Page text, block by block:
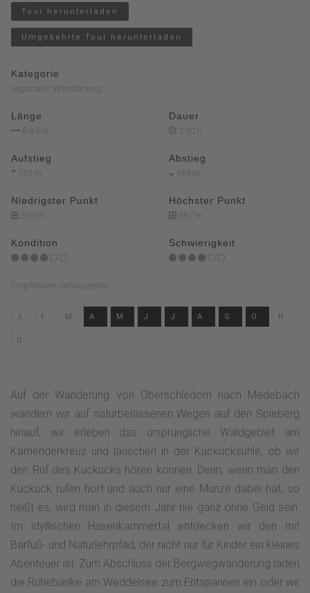
Tour herunterladen
Umgekehrte Tour herunterladen
Kategorie
regionaler Wanderweg
Länge
8.8 km
Dauer
2:30 h
Aufstieg
161 m
Abstieg
169 m
Niedrigster Punkt
399 m
Höchster Punkt
567 m
Kondition Schwierigkeit
Empfohlene Jahreszeiten
J F M A M J J A S O N
D
Auf der Wanderung von Oberschledorn nach Medebach
wandern wir auf naturbelassenen Wegen auf den Spieberg
hinauf, wir erleben das ursprüngliche Waldgebiet am
Kamenderkreuz und lauschen in der Kuckucksuhle, ob wir
den Ruf des Kuckucks hören können. Denn, wenn man den
Kuckuck rufen hört und auch nur eine Münze dabei hat, so
heißt es, wird man in diesem Jahr nie ganz ohne Geld sein.
Im idyllischen Hasenkammertal entdecken wir den mit
Barfuß- und Naturlehrpfad, der nicht nur für Kinder ein kleines
Abenteuer ist. Zum Abschluss der Bergwegwanderung laden
die Ruhebänke am Weddelsee zum Entspannen ein oder wir